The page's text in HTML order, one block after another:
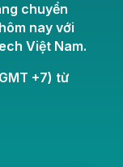
chuyển
nay với
Việt Nam.
+7) từ